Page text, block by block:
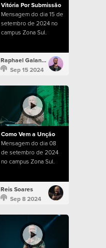
Vitória Por Submissão
Mensagem do dia 15 de
setembro de 2024 no
campus Zona Sul.
Raphael Galante
Sep 15 2024
Como Vem a Unção
Mensagem do dia 08
de setembro de 2024
no campus Zona Sul.
Reis Soares
Sep 8 2024